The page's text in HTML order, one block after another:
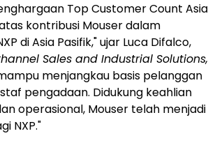
Top Customer Count Asia
kontribusi Mouser dalam
di Asia Pasifik," ujar Luca Difalco,
Sales and Industrial Solutions,
menjangkau basis pelanggan
pengadaan. Didukung keahlian
operasional, Mouser telah menjadi
NXP."